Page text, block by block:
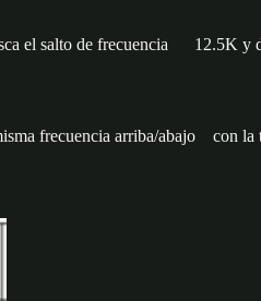
el salto de frecuencia 12.5K y
frecuencia arriba/abajo con